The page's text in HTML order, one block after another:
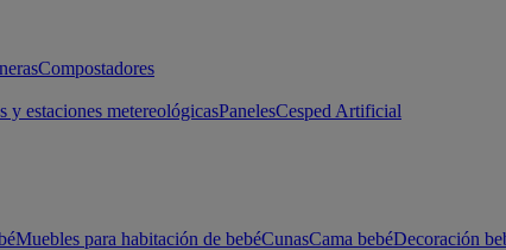
Compostadores
y estaciones metereológicasPanelesCesped Artificial
Muebles para habitación de bebéCunasCama bebéDecoración